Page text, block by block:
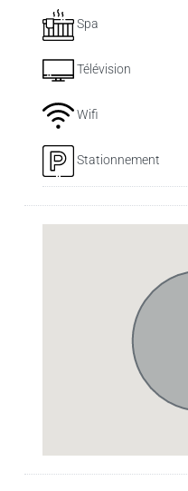
Spa
Télévision
Wifi
Stationnement